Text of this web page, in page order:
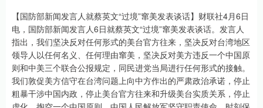
【国防部新闻发言人就蔡英文“过境”窜美发表谈话】财联社4月6日
电，国防部新闻发言人6日就蔡英文“过境”窜美发表谈话。发言人
指出，我们坚决反对任何形式的美台官方往来，坚决反对台湾地区
领导人以任何名义、任何理由窜美，坚决反对美方违反一个中国原
则和中美三个联合公报规定，同民进党当局进行任何形式的接触。
我们敦促美方信守在台湾问题上向中方作出的严肃政治承诺，停止
粗暴干涉中国内政，停止美台官方往来和升级美台实质关系，停止